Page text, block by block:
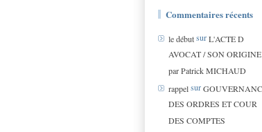
Commentaires récents
le débutsurL'ACTE D
AVOCAT / SON ORIGINE
par Patrick MICHAUD
rappelsur
DES ORDRES ET COUR
DES COMPTES